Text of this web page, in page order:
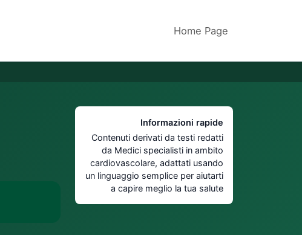
Home Page
Informazioni rapide
Contenuti derivati da testi redatti
da Medici specialisti in ambito
cardiovascolare, adattati usando
un linguaggio semplice per aiutarti
a capire meglio la tua salute